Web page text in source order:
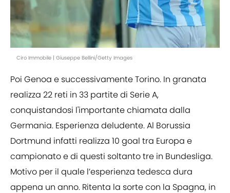
Ciro Immobile | Giuseppe Bellini/Getty Images
Poi Genoa e successivamente Torino. In granata
realizza 22 reti in 33 partite di Serie A,
conquistandosi l'importante chiamata dalla
Germania. Esperienza deludente. Al Borussia
Dortmund infatti realizza 10 goal tra Europa e
campionato e di questi soltanto tre in Bundesliga.
Motivo per il quale l’esperienza tedesca dura
appena un anno. Ritenta la sorte con la Spagna, in